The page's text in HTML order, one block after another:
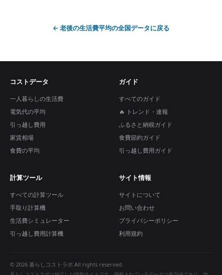
← 老後の生活費平均の全国データに戻る
コストデータ
一人暮らしの生活費
電気代の平均
引っ越し費用
家賃相場
食費の平均
ガイド
すべてのガイド
🔥 トレンド・速報
ふるさと納税ガイド
食費節約ガイド
引っ越し費用ガイド
計算ツール
すべての計算ツール
手取り計算機
生活費シミュレーター
引っ越し費用計算機
サイト情報
サイトについて
お問い合わせ
プライバシーポリシー
利用規約
© 2026 暮らしコストラボ All rights reserved.